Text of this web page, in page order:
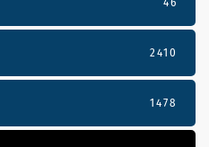
2410
1478